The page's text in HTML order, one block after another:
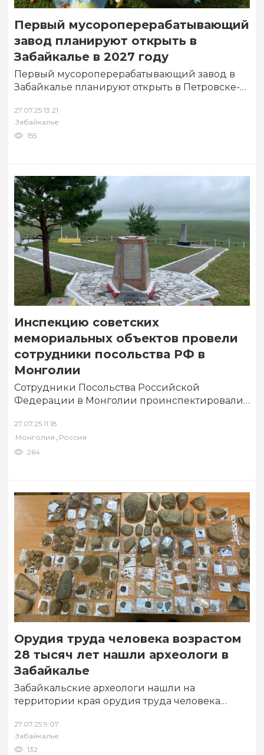
Первый мусороперерабатывающий
завод планируют открыть в
Забайкалье в 2027 году
Первый мусороперерабатывающий завод в
Забайкалье планируют открыть в Петровске-
и.о. министра природных ресурсов региона…
27.07.25 13:21
Забайкалье
155
Инспекцию советских
мемориальных объектов провели
сотрудники посольства РФ в
Монголии
Сотрудники Посольства Российской
Федерации в Монголии проинспектировали
и захоронений на территории страны. Об этом
сообщается…
27.07.25 11:18
Монголия , Россия
264
Орудия труда человека возрастом
28 тысяч лет нашли археологи в
Забайкалье
Забайкальские археологи нашли на
территории края орудия труда человека
во время экспедиции…
27.07.25 9:07
Забайкалье
132